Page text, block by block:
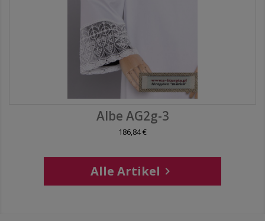
Albe AG2g-3
186,84 €
Alle Artikel 